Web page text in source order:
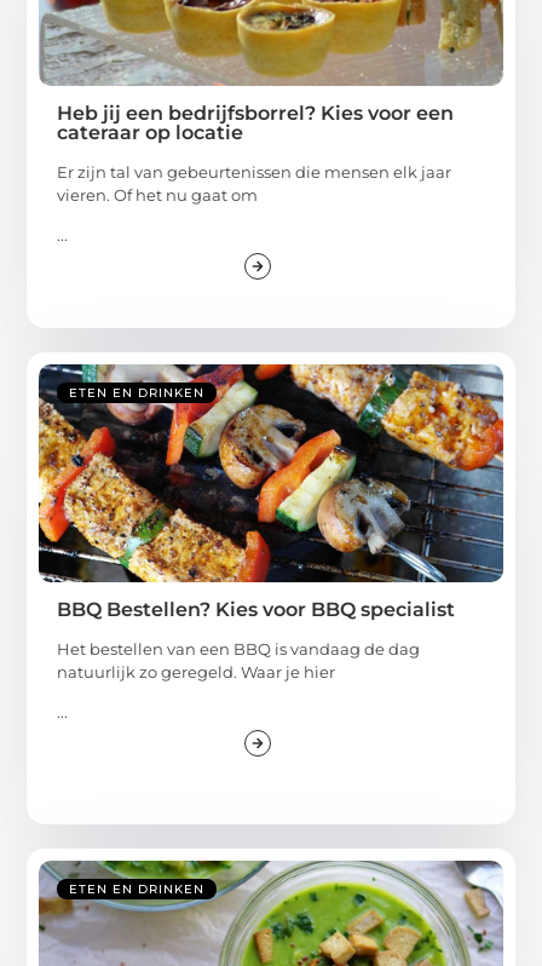
Heb jij een bedrijfsborrel? Kies voor een
cateraar op locatie
Er zijn tal van gebeurtenissen die mensen elk jaar
vieren. Of het nu gaat om
...
ETEN EN DRINKEN
BBQ Bestellen? Kies voor BBQ specialist
Het bestellen van een BBQ is vandaag de dag
natuurlijk zo geregeld. Waar je hier
...
ETEN EN DRINKEN